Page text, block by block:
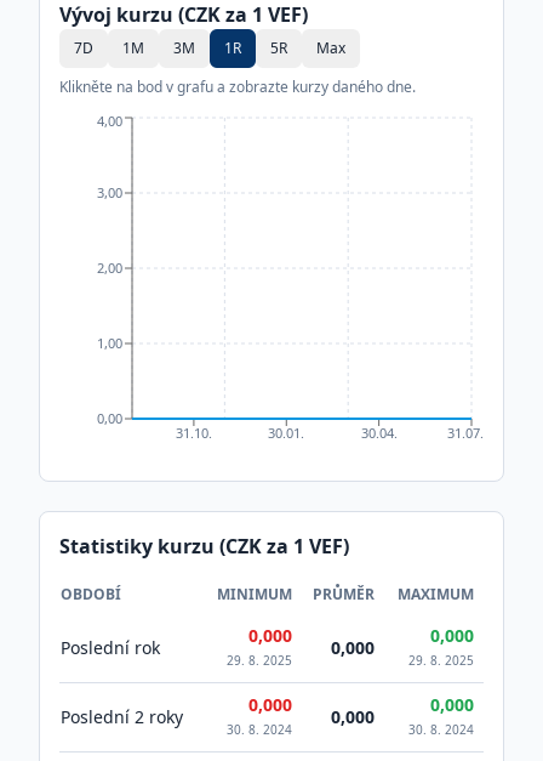
Vývoj kurzu (CZK za 1 VEF)
7D 1M 3M 1R 5R
Max
Klikněte na bod v grafu a zobrazte kurzy daného dne.
31.10. 30.01. 30.04. 31.07.
0,00
1,00
2,00
3,00
4,00
Statistiky kurzu (CZK za 1 VEF)
OBDOBÍ MINIMUM PRŮMĚR MAXIMUM
Poslední rok
0,000
29. 8. 2025
0,000
0,000
29. 8. 2025
Poslední 2 roky
0,000
30. 8. 2024
0,000
0,000
30. 8. 2024